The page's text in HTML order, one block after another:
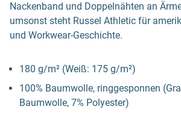
Nackenband und Doppelnähten an
umsonst steht Russel Athletic für
und Workwear-Geschichte.
180 g/m² (Weiß: 175 g/m²)
100% Baumwolle, ringgesponnen
Baumwolle, 7% Polyester)